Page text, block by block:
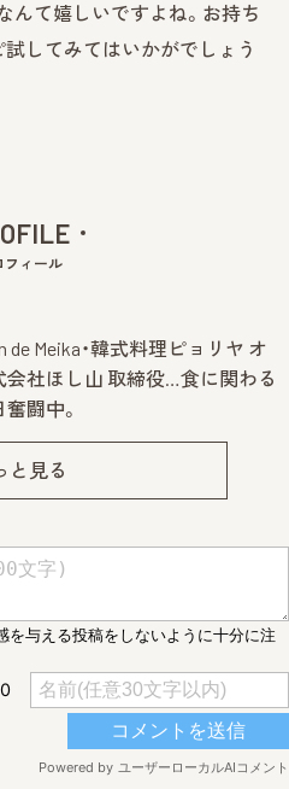
んて嬉しいですよね。お持ち
してみてはいかがでしょう
フィール
de Meika・韓式料理ピョリヤ オ
会社ほし山 取締役…食に関わる
闘中。
と見る